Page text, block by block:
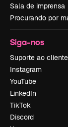
Sala de imprensa
Procurando por
Siga-nos
Suporte ao cliente
Instagram
YouTube
LinkedIn
TikTok
Discord